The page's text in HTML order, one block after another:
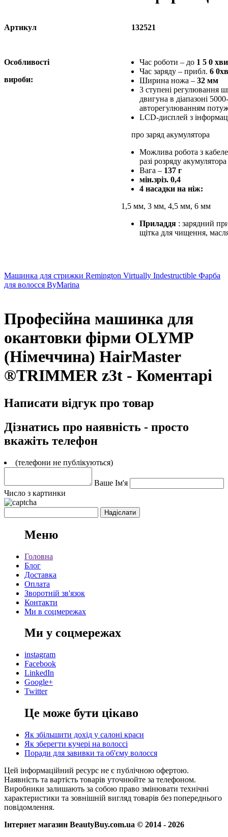
Артикул
Особливості
вироби:
132521
Час роботи – до 1 5 0
Час заряду – прибл. 6
Ширина ножа – 32 мм
3 ступені регулювання
двигуна в діапазоні
авторегулюванням
LCD-дисплей з
про заряд акумулятора
Можлива робота з
разі розряду акумулятора
Вага – 137 г
мін.зріз. 0,4
4 насадки на ніж:
1,5 мм, 3 мм, 4,5 мм, 6 мм
Приладдя : зарядний
щітка для чищення,
Машинка для стрижки Remington Virtually Indestructible Фарба
для волосся ByMarina
Професійна машинка для
окантовки фірми OLYMP
(Німеччина) HairMaster
®TRIMMER z3t - Коментарі
Написати відгук про товар
Дізнатись про наявність - просто
вкажіть телефон
(телефони не публікуються)
Ваше Ім'я
Число з картинки
Меню
Головна
Блог
Доставка
Оплата
Зворотній зв'язок
Контакти
Ми в соцмережах
Ми у соцмережах
instagram
Facebook
LinkedIn
Google+
Twitter
Це може бути цікаво
Як збільшити дохід у салоні краси
Як зберегти кучері на волоссі
Поради для завивки та об'єму волосся
Цей інформаційний ресурс не є публічною офертою.
Наявність та вартість товарів уточнюйте за телефоном.
Виробники залишають за собою право змінювати технічні
характеристики та зовнішній вигляд товарів без попереднього
повідомлення.
Інтернет магазин BeautyBuy.com.ua © 2014 - 2026